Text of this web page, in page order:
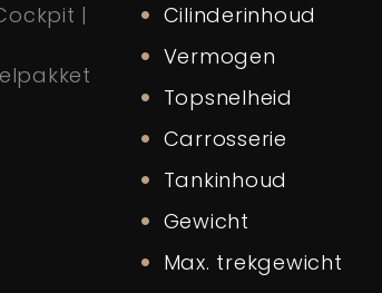
|
Cilinderinhoud
Vermogen
Topsnelheid
Carrosserie
Tankinhoud
Gewicht
Max. trekgewicht